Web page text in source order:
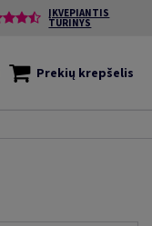
ĮKVEPIANTIS
TURINYS
Prekių krepšelis